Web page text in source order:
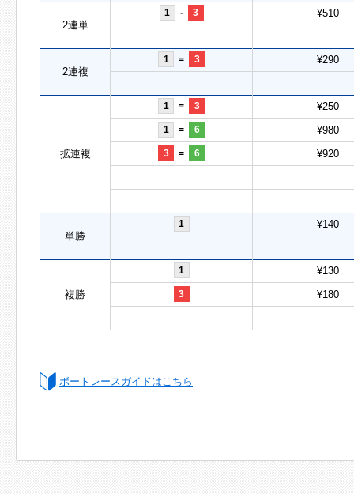
2連単
1 - 3 ¥510
2連複
1 = 3 ¥290
拡連複
1 = 3 ¥250
1 = 6 ¥980
3 = 6 ¥920
単勝
1 ¥140
複勝
1 ¥130
3 ¥180
ボートレースガイドはこちら